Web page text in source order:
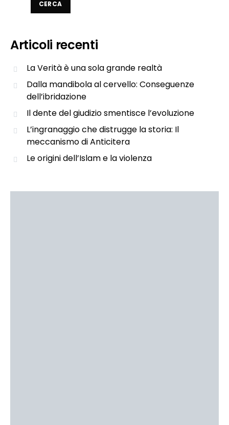
CERCA
Articoli recenti
La Verità è una sola grande realtà
Dalla mandibola al cervello: Conseguenze
dell’ibridazione
Il dente del giudizio smentisce l’evoluzione
L’ingranaggio che distrugge la storia: Il
meccanismo di Anticitera
Le origini dell’Islam e la violenza